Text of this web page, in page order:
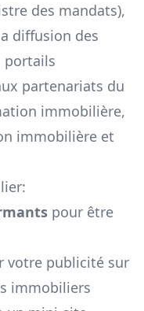
des mandats),
diffusion des
portails
partenariats du
immobilière,
immobilière et
pour être
votre publicité sur
immobiliers